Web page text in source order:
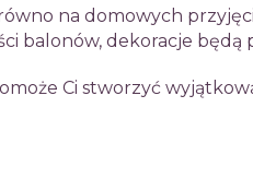
na domowych
balonów, dekoracje będą
Ci stworzyć